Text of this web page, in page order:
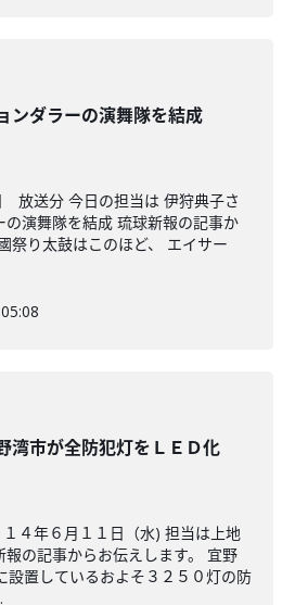
ンダラーの演舞隊を結成
放送分 今日の担当は 伊狩典子さ
の演舞隊を結成 琉球新報の記事か
祭り太鼓はこのほど、 エイサー
湾市が全防犯灯をＬＥＤ化
年６月１１日（水) 担当は上地
報の記事からお伝えします。 宜野
設置しているおよそ３２５０灯の防